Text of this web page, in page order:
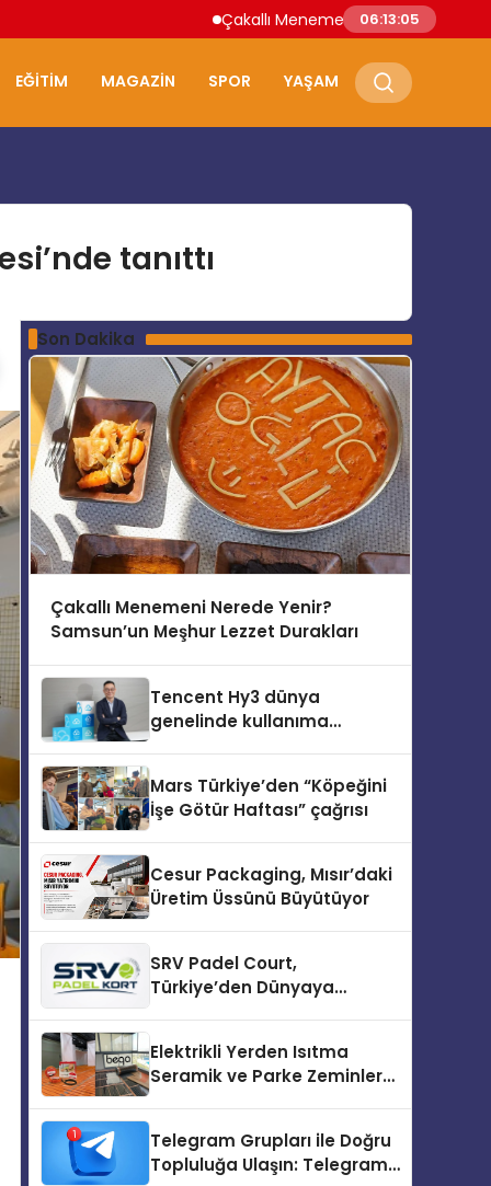
Çakallı Menemeni Nerede Yenir?
06:13:06
EĞITIM MAGAZIN SPOR YAŞAM
tanıttı
Son Dakika
Çakallı Menemeni Nerede Yenir?
Samsun’un Meşhur Lezzet Durakları
Tencent Hy3 dünya
genelinde kullanıma
Mars Türkiye’den “Köpeğini
İşe Götür Haftası” çağrısı
Cesur Packaging, Mısır’daki
Üretim Üssünü Büyütüyor
SRV Padel Court,
Türkiye’den Dünyaya
Elektrikli Yerden Isıtma
Seramik ve Parke Zeminler
Telegram Grupları ile Doğru
Topluluğa Ulaşın: Telegram